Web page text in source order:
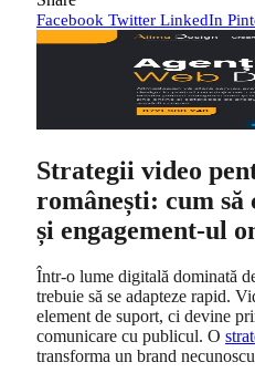
Facebook Twitter LinkedIn
Strategii video
românești: cum
și engagement-ul
Într-o lume digitală dominată
trebuie să se adapteze rapid.
element de suport, ci devine
comunicare cu publicul. O
transforma un brand